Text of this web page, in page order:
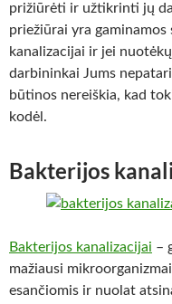
prižiūrėti ir užtikrinti jų
priežiūrai yra
kanalizacijai ir jei
darbininkai Jums
būtinos nereiškia, kad
kodėl.
Bakterijos
Bakterijos kanalizacijai –
mažiausi
esančiomis ir nuolat